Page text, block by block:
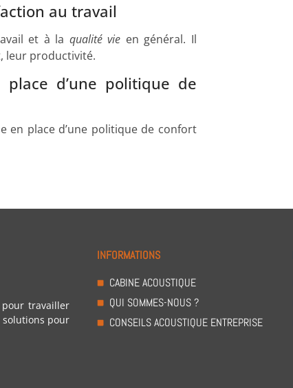
au travail
et à la qualité vie en général. Il
leur productivité.
d’une politique de
en place d’une politique de confort
travailler
solutions pour
INFORMATIONS
CABINE ACOUSTIQUE
QUI SOMMES-NOUS ?
CONSEILS ACOUSTIQUE ENTREPRISE